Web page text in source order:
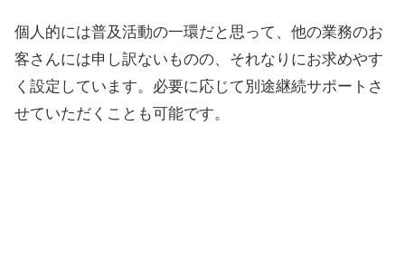
個人的には普及活動の一環だと思って、他の業務のお
客さんには申し訳ないものの、それなりにお求めやす
く設定しています。必要に応じて別途継続サポートさ
せていただくことも可能です。